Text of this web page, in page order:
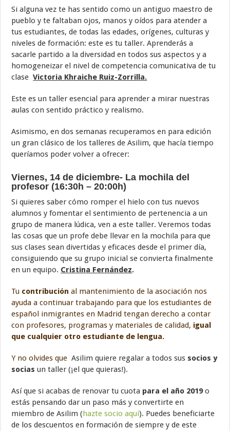
Si alguna vez te has sentido como un antiguo maestro de
pueblo y te faltaban ojos, manos y oídos para atender a
tus estudiantes, de todas las edades, orígenes, culturas y
niveles de formación: este es tu taller. Aprenderás a
sacarle partido a la diversidad en todos sus aspectos y a
homogeneizar el nivel de competencia comunicativa de tu
clase Victoria Khraiche Ruiz-Zorrilla.
Este es un taller esencial para aprender a mirar nuestras
aulas con sentido práctico y realismo.
Asimismo, en dos semanas recuperamos en para edición
un gran clásico de los talleres de Asilim, que hacía tiempo
queríamos poder volver a ofrecer:
Viernes, 14 de diciembre- La mochila del
profesor (16:30h – 20:00h)
Si quieres saber cómo romper el hielo con tus nuevos
alumnos y fomentar el sentimiento de pertenencia a un
grupo de manera lúdica, ven a este taller. Veremos todas
las cosas que un profe debe llevar en la mochila para que
sus clases sean divertidas y eficaces desde el primer día,
consiguiendo que su grupo inicial se convierta finalmente
en un equipo. Cristina Fernández.
Tu contribución al mantenimiento de la asociación nos
ayuda a continuar trabajando para que los estudiantes de
español inmigrantes en Madrid tengan derecho a contar
con profesores, programas y materiales de calidad, igual
que cualquier otro estudiante de lengua.
Y no olvides que Asilim quiere regalar a todos sus socios y
socias un taller (¡el que quieras!).
Así que si acabas de renovar tu cuota para el año 2019o
estás pensando dar un paso más y convertirte en
miembro de Asilim ( hazte socio aquí). Puedes beneficiarte
de los descuentos en formación de siempre y de este